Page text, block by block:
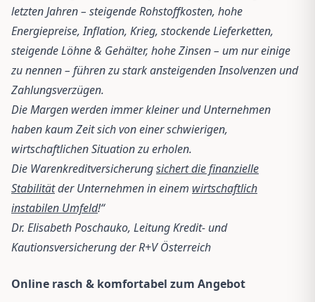
letzten Jahren – steigende Rohstoffkosten, hohe
Energiepreise, Inflation, Krieg, stockende Lieferketten,
steigende Löhne & Gehälter, hohe Zinsen – um nur einige
zu nennen – führen zu stark ansteigenden Insolvenzen und
Zahlungsverzügen.
Die Margen werden immer kleiner und Unternehmen
haben kaum Zeit sich von einer schwierigen,
wirtschaftlichen Situation zu erholen.
Die Warenkreditversicherungsichert die finanzielle
Stabilitätder Unternehmen in einem wirtschaftlich
instabilen Umfeld!“
Dr. Elisabeth Poschauko, Leitung Kredit- und
Kautionsversicherung der R+V Österreich
Online rasch & komfortabel zum Angebot